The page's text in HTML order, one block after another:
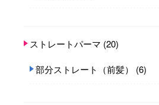
ストレートパーマ (20)
部分ストレート（前髪） (6)